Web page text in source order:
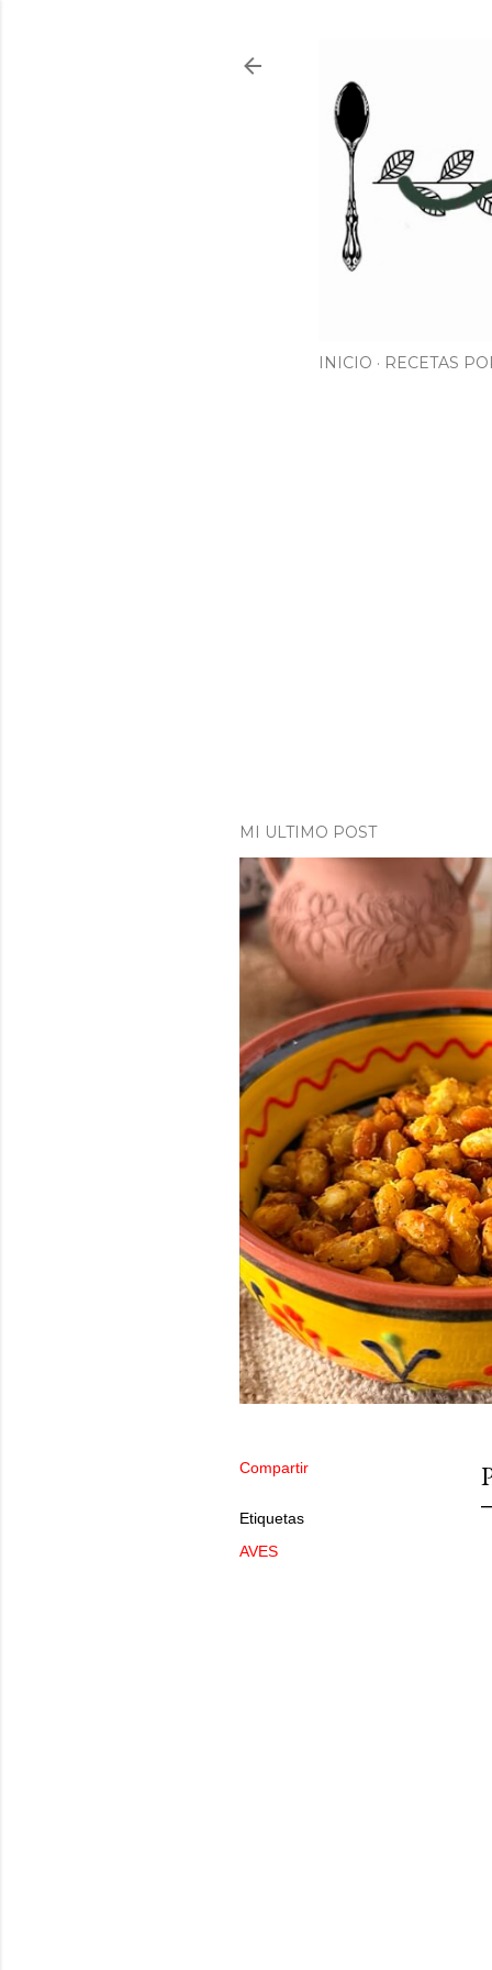
INICIO RECETAS
MI ULTIMO POST
Compartir
Etiquetas
AVES